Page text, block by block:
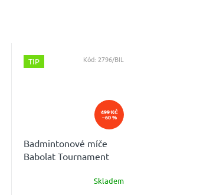
TIP
499 KČ
–60 %
Badmintonové míče
Babolat Tournament
Skladem
Kód: 2796/BIL